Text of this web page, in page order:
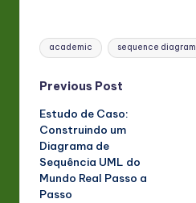
Tags:
academic sequence diagram
Post
navigation
Previous Post
Estudo de Caso:
Construindo um
Diagrama de
Sequência UML do
Mundo Real Passo a
Passo